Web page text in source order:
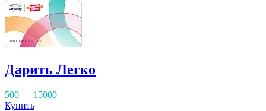
Дарить Легко
500 — 15000
Купить